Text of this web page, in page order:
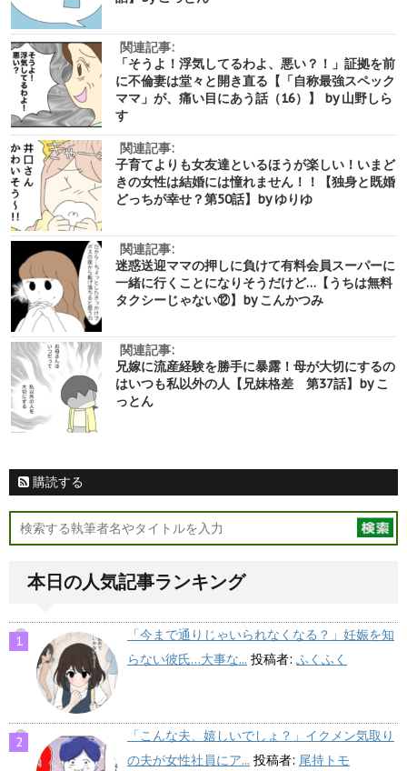
関連記事:
「そうよ！浮気してるわよ、悪い？！」証拠を前
に不倫妻は堂々と開き直る【「自称最強スペック
ママ」が、痛い目にあう話（16）】 by 山野しら
す
関連記事:
子育てよりも女友達といるほうが楽しい！いまど
きの女性は結婚には憧れません！！【独身と既婚
どっちが幸せ？第50話】by ゆりゆ
関連記事:
迷惑送迎ママの押しに負けて有料会員スーパーに
一緒に行くことになりそうだけど…【うちは無料
タクシーじゃない⑫】by こんかつみ
関連記事:
兄嫁に流産経験を勝手に暴露！母が大切にするの
はいつも私以外の人【兄妹格差 第37話】by こ
っとん
購読する
本日の人気記事ランキング
「今まで通りじゃいられなくなる？」妊娠を知
らない彼氏…大事な... 投稿者: ふくふく
「こんな夫、嬉しいでしょ？」イクメン気取り
の夫が女性社員にア... 投稿者: 尾持トモ